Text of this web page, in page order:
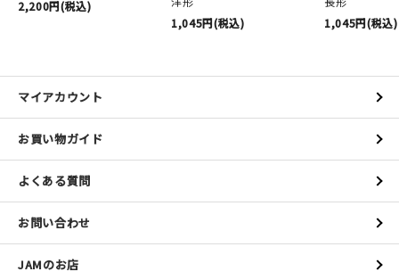
2,200円(税込)
1,045円(税込)
1,045円(税込)
マイアカウント
お買い物ガイド
よくある質問
お問い合わせ
JAMのお店